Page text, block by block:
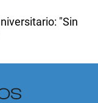
"Sin